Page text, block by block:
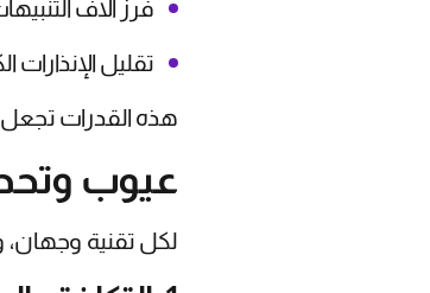
فرز آلاف
تقليل الإنذارات
هذه القدرات تجعل
عيوب
لكل تقنية وجهان،